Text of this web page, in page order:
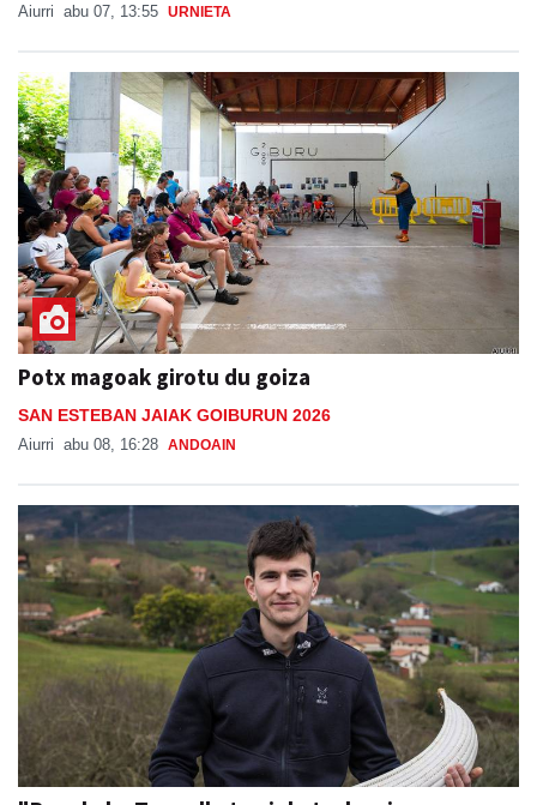
Aiurri abu 07, 13:55 URNIETA
Potx magoak girotu du goiza
SAN ESTEBAN JAIAK GOIBURUN 2026
Aiurri abu 08, 16:28 ANDOAIN